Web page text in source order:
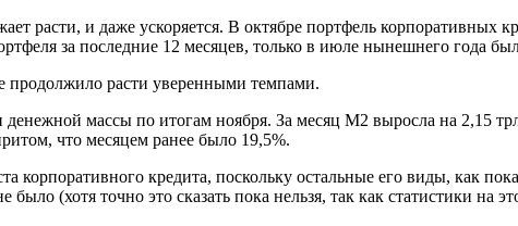
расти, и даже ускоряется. В октябре портфель корпоративных
за последние 12 месяцев, только в июле нынешнего года
продолжило расти уверенными темпами.
массы по итогам ноября. За месяц М2 выросла на 2,15
что месяцем ранее было 19,5%.
корпоративного кредита, поскольку остальные его виды, как
(хотя точно это сказать пока нельзя, так как статистики на